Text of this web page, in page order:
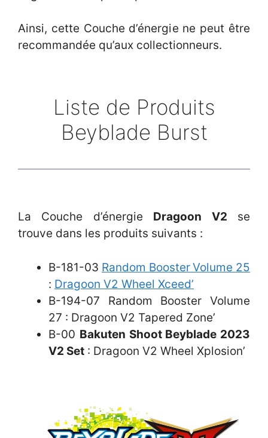
Ainsi, cette Couche d’énergie ne peut être
recommandée qu’aux collectionneurs.
Liste de Produits
Beyblade Burst
La Couche d’énergie Dragoon V2 se
trouve dans les produits suivants :
B-181-03 Random BoosterVolume 25
: Dragoon V2 Wheel Xceed’
B-194-07 Random Booster Volume
27 : Dragoon V2 Tapered Zone’
B-00 Bakuten Shoot Beyblade 2023
V2 Set : Dragoon V2 Wheel Xplosion’